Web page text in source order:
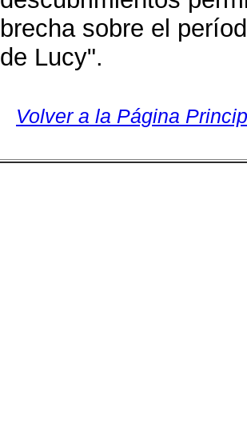
brecha sobre el
de Lucy".
Volver a la Página